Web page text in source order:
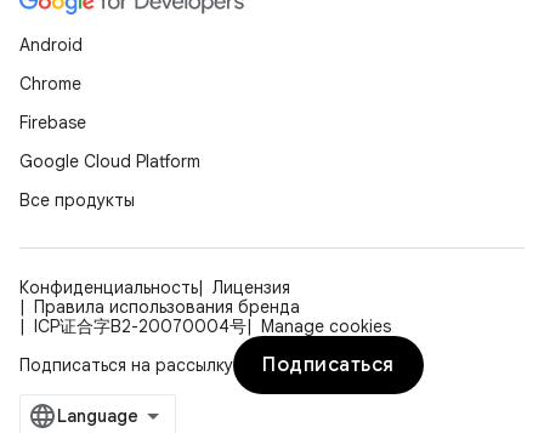
Android
Chrome
Firebase
Google Cloud Platform
Все продукты
Конфиденциальность
Лицензия
Правила использования бренда
ICP证合字B2-20070004号
Manage cookies
Подписаться на рассылку
Подписаться